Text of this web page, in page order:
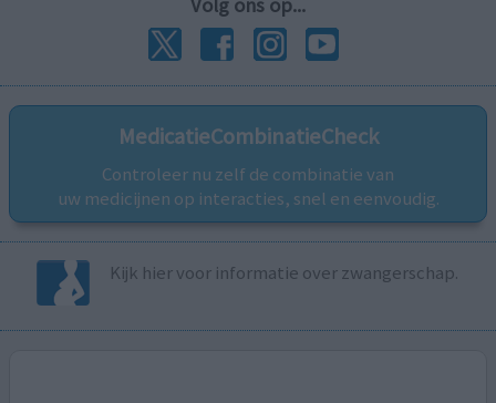
MedicatieCombinatieCheck
Controleer nu zelf de combinatie van
uw medicijnen op interacties, snel en eenvoudig.
Kijk hier voor informatie over zwangerschap.